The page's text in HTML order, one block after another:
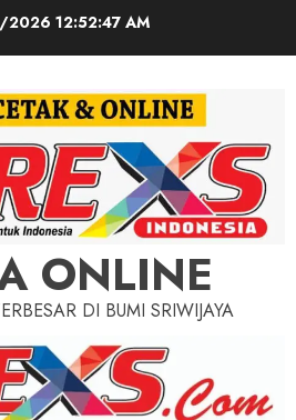
12:52:48 AM
ONLINE
DI BUMI SRIWIJAYA